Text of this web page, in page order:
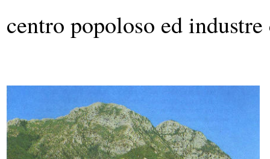
centro popoloso ed